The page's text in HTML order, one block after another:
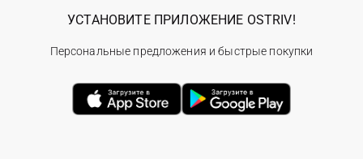
УСТАНОВИТЕ ПРИЛОЖЕНИЕ OSTRIV!
Персональные предложения и быстрые покупки